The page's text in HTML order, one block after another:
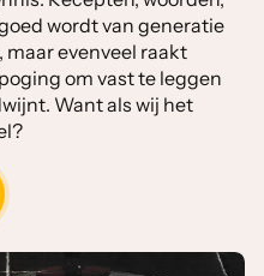
wordt van generatie
evenveel raakt
om vast te leggen
Want als wij het